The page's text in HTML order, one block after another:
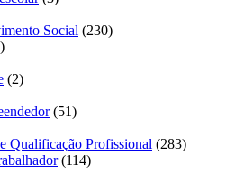
Social (230)
(2)
(51)
Qualificação Profissional (283)
(114)